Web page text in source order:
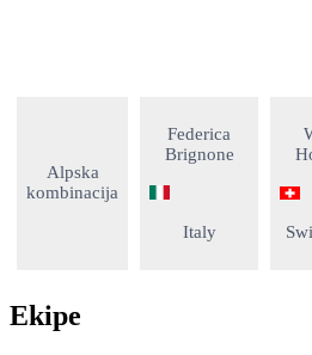
Alpska
kombinacija
Federica
Brignone
Italy
Ekipe